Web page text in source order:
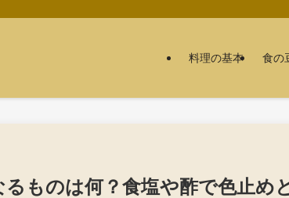
料理の基本 食の
ものは何？食塩や酢で色止め